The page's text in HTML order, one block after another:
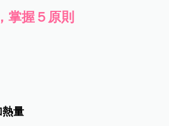
掌握５原則
熱量